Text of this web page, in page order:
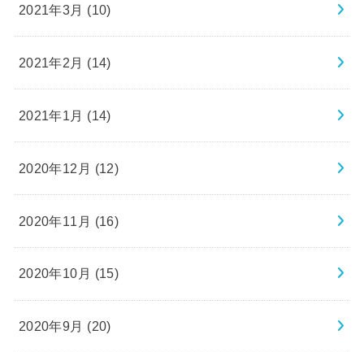
2021年3月 (10)
2021年2月 (14)
2021年1月 (14)
2020年12月 (12)
2020年11月 (16)
2020年10月 (15)
2020年9月 (20)